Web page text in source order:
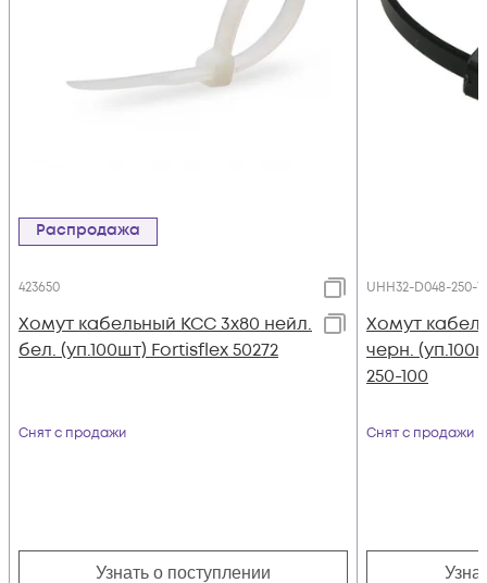
Распродажа
423650
Хомут кабельный КСС 3х80 нейл.
бел. (уп.100шт) Fortisflex 50272
Снят с продажи
Узнать о поступлении
UHH32-D048-250-
Хомут
черн.
250-100
Снят с продажи